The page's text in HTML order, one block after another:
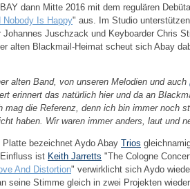
dann Mitte 2016 mit dem regulären
Nobody Is Happy" aus. Im Studio unterstützen
Juschzack und Keyboarder Chris
alten Blackmail-Heimat scheut sich Abay
alten Band, von unseren Melodien und auch
erinnert das natürlich hier und da an
mag die Referenz, denn ich bin immer noch
haben. Wir waren immer anders, laut und
bezeichnet Aydo Abay Trios
ist Keith Jarretts "The Cologne
And Distortion" verwirklicht sich Aydo
seine Stimme gleich in zwei Projekten